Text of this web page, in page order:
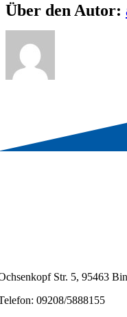
Über den Autor:
Str. 5, 95463
09208/5888155